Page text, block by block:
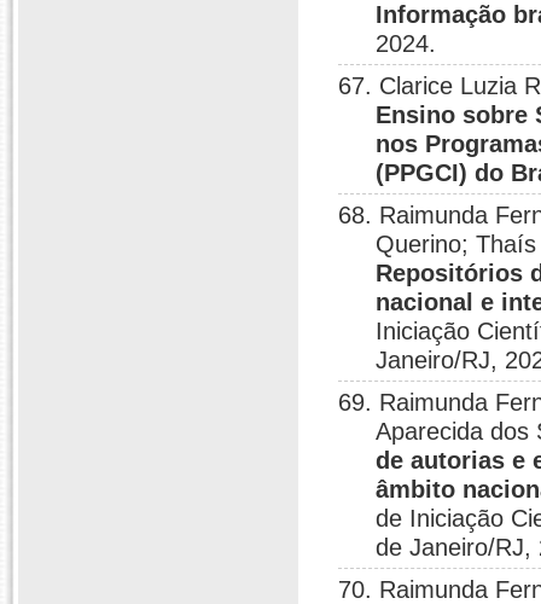
Informação
2024.
67. Clarice Luzia
Ensino sobre
nos
(PPGCI) do
68. Raimunda
Querino;
Repositórios
nacional e
Iniciação
Janeiro/RJ,
69. Raimunda
Aparecida dos
de autorias e
âmbito
de Iniciação
de Janeiro/RJ,
70. Raimunda